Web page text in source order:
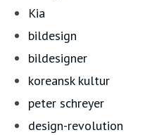
Kia
bildesign
bildesigner
koreansk kultur
peter schreyer
design-revolution